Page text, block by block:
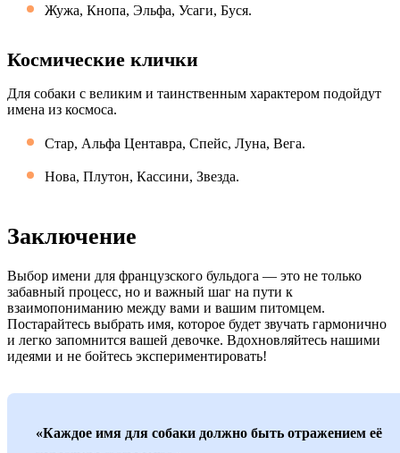
Жужа, Кнопа, Эльфа, Усаги, Буся.
Космические клички
Для собаки с великим и таинственным характером подойдут
имена из космоса.
Стар, Альфа Центавра, Спейс, Луна, Вега.
Нова, Плутон, Кассини, Звезда.
Заключение
Выбор имени для французского бульдога — это не только
забавный процесс, но и важный шаг на пути к
взаимопониманию между вами и вашим питомцем.
Постарайтесь выбрать имя, которое будет звучать гармонично
и легко запомнится вашей девочке. Вдохновляйтесь нашими
идеями и не бойтесь экспериментировать!
«Каждое имя для собаки должно быть отражением её